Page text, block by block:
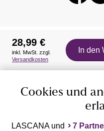
Auszeichnungen
28,99 €
inkl. MwSt. zzgl.
Versandkosten
In den
Cookies und
LASCANA und 7